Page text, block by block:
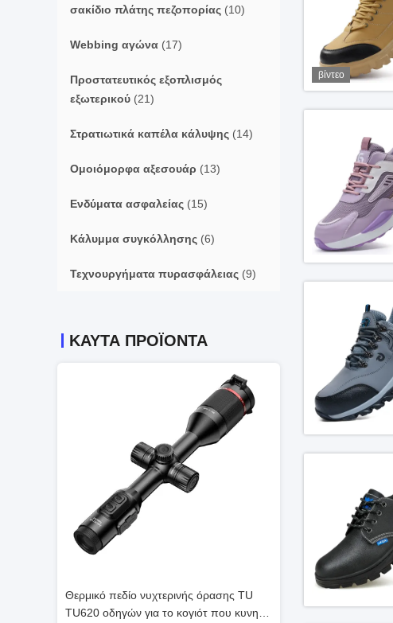
σακίδιο πλάτης πεζοπορίας (10)
Webbing αγώνα (17)
Προστατευτικός εξοπλισμός
εξωτερικού (21)
Στρατιωτικά καπέλα κάλυψης (14)
Ομοιόμορφα αξεσουάρ (13)
Ενδύματα ασφαλείας (15)
Κάλυμμα συγκόλλησης (6)
Τεχνουργήματα πυρασφάλειας (9)
ΚΑΥΤΑ ΠΡΟΪΟΝΤΑ
Θερμικό πεδίο νυχτερινής όρασης TU
TU620 οδηγών για το κογιότ που κυνηγά
Θερμικός συνδετήρας
βίντεο